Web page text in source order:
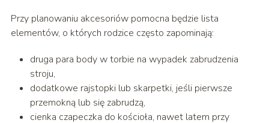
Przy planowaniu akcesoriów pomocna będzie lista
elementów, o których rodzice często zapominają:
druga para body w torbie na wypadek zabrudzenia
stroju,
dodatkowe rajstopki lub skarpetki, jeśli pierwsze
przemokną lub się zabrudzą,
cienka czapeczka do kościoła, nawet latem przy